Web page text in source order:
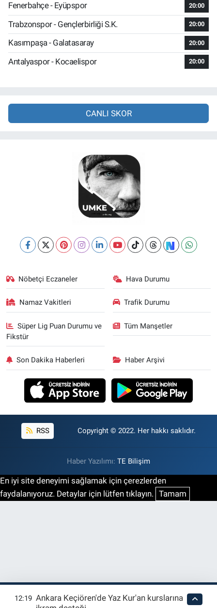
Fenerbahçe - Eyüpspor 20:00
Trabzonspor - Gençlerbirliği S.K. 20:00
Kasımpaşa - Galatasaray 20:00
Antalyaspor - Kocaelispor 20:00
CANLI SKOR
Nöbetçi Eczaneler Hava Durumu
Namaz Vakitleri Trafik Durumu
Süper Lig Puan Durumu ve
Fikstür
Tüm Manşetler
Son Dakika Haberleri Haber Arşivi
RSS Copyright © 2022. Her hakkı saklıdır.
Haber Yazılımı: TE Bilişim
En iyi site deneyimi sağlamak için çerezlerden
faydalanıyoruz. Detaylar için lütfen tıklayın. Tamam
12:19 Ankara Keçiören'de Yaz Kur'an kurslarına